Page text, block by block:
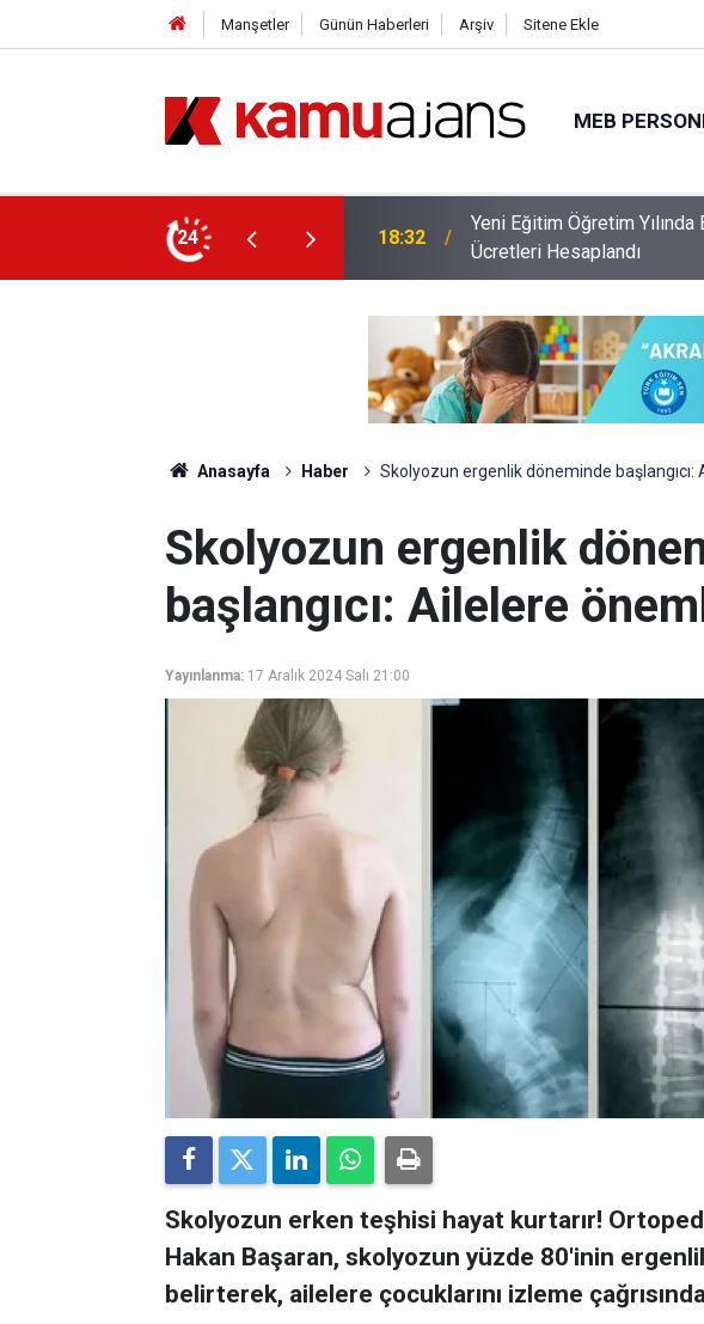
Manşetler Günün Haberleri Arşiv Sitene Ekle
MEB
24
Branş Öğretmenlerin Alacağı Ek Ders
17:28 Öğretmenlerin Özür Grubu
Anasayfa Haber Skolyozun ergenlik döneminde başlangıcı:
Skolyozun ergenlik
başlangıcı: Ailelere
Yayınlanma: 17 Aralık 2024 Salı 21:00
Skolyozun erken teşhisi hayat kurtarır!
Hakan Başaran, skolyozun yüzde 80'inin
belirterek, ailelere çocuklarını izleme